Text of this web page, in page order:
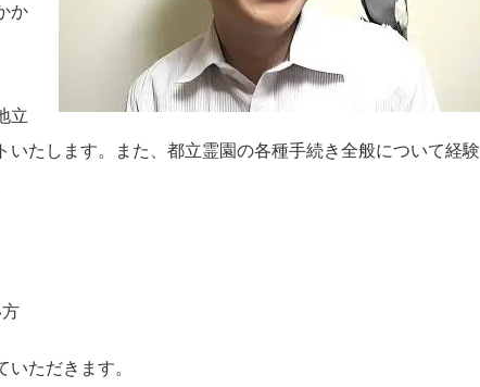
か
立
たします。また、都立霊園の各種手続き全般について経験
ただきます。